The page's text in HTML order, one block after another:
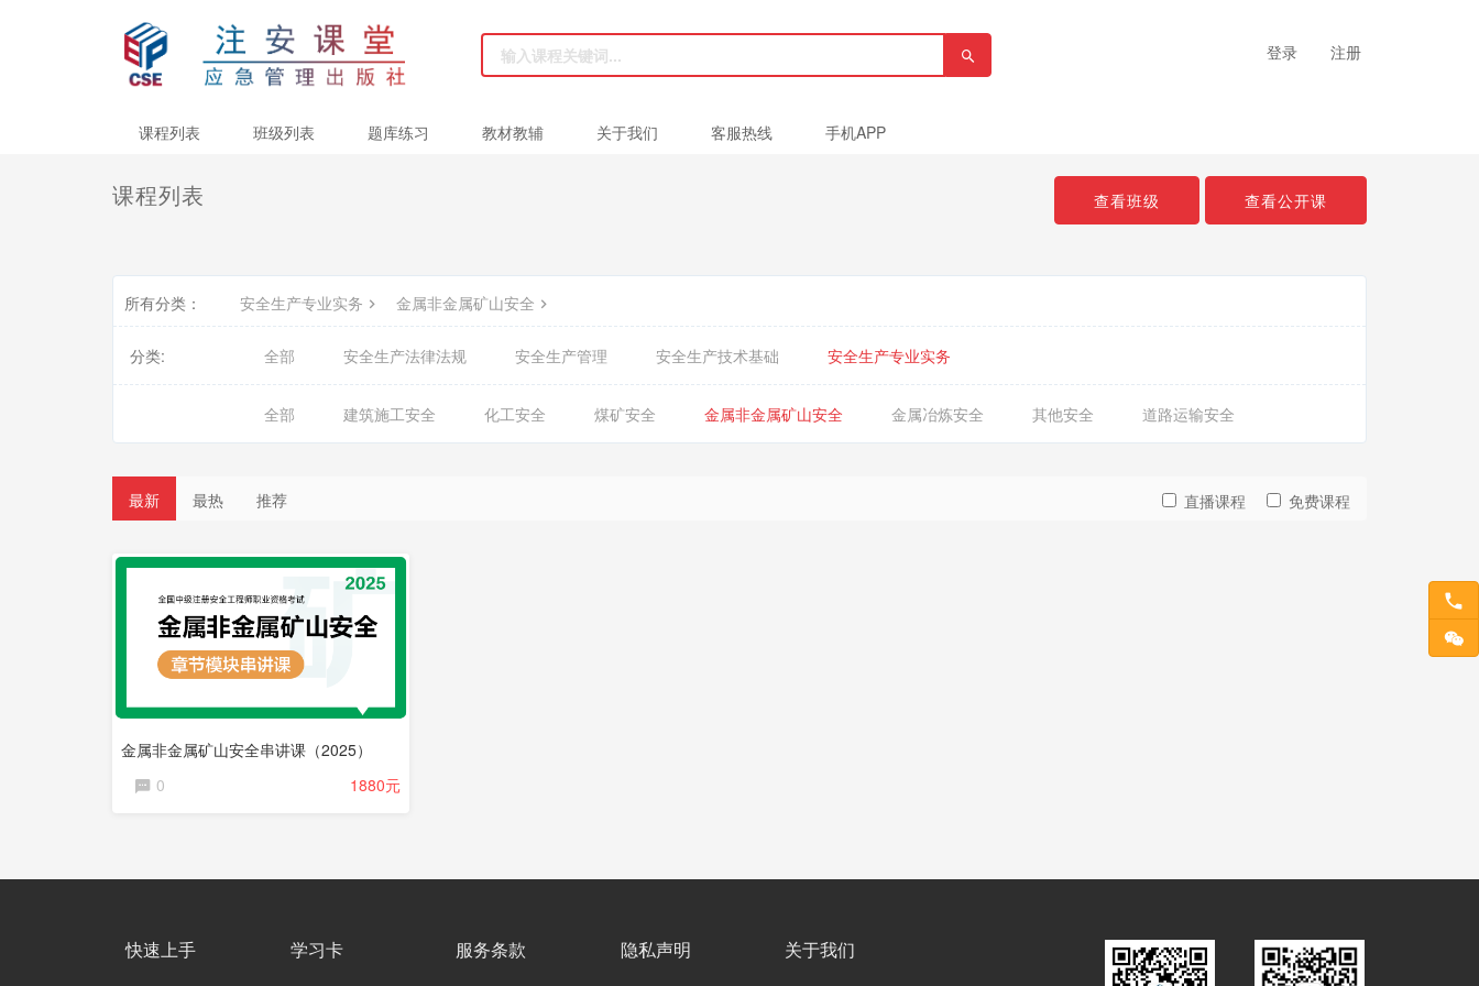
登录 注册
课程列表 班级列表 题库练习 教材教辅 关于我们 客服热线 手机APP
课程列表 查看班级 查看公开课
所有分类： 安全生产专业实务 金属非金属矿山安全
分类: 全部 安全生产法律法规 安全生产管理 安全生产技术基础 安全生产专业实务
全部 建筑施工安全 化工安全 煤矿安全 金属非金属矿山安全 金属冶炼安全 其他安全 道路运输安全
最新 最热 推荐 直播课程 免费课程
金属非金属矿山安全串讲课（2025）
0
1880元
快速上手 学习卡 服务条款 隐私声明 关于我们